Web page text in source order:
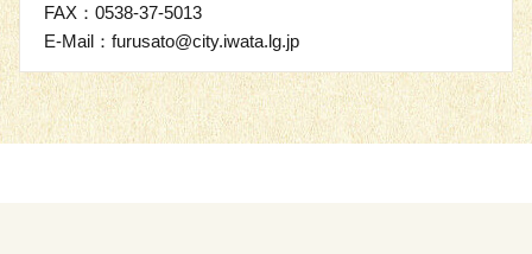
FAX：0538-37-5013
E-Mail：furusato@city.iwata.lg.jp